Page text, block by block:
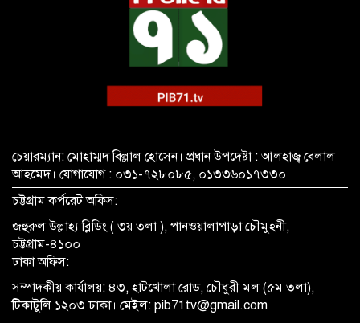
চেয়ারম্যান: মোহাম্মদ বিল্লাল হোসেন। প্রধান উপদেষ্টা : আলহাজ্ব বেলাল
আহমেদ। যোগাযোগ : ০৩১-৭২৮০৮৫, ০১৩৩৬০১৭৩৩০
চট্টগ্রাম কর্পরেট অফিস:
জহুরুল উল্লাহ্য ব্লিডিং ( ৩য় তলা ), পানওয়ালাপাড়া চৌমুহনী,
চট্টগ্রাম-৪১০০।
ঢাকা অফিস:
সম্পাদকীয় কার্যালয়: ৪৩, হাটখোলা রোড, চৌধুরী মল (৫ম তলা),
টিকাটুলি ১২০৩ ঢাকা। মেইল: pib71tv@gmail.com